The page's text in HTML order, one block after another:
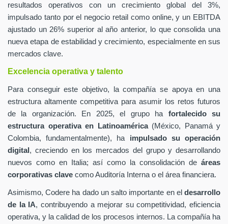
resultados operativos con un crecimiento global del 3%,
impulsado tanto por el negocio retail como online, y un EBITDA
ajustado un 26% superior al año anterior, lo que consolida una
nueva etapa de estabilidad y crecimiento, especialmente en sus
mercados clave.
Excelencia operativa y talento
Para conseguir este objetivo, la compañía se apoya en una
estructura altamente competitiva para asumir los retos futuros
de la organización. En 2025, el grupo ha fortalecido su
estructura operativa en Latinoamérica(México, Panamá y
Colombia, fundamentalmente), ha impulsado su operación
digital , creciendo en los mercados del grupo y desarrollando
nuevos como en Italia; así como la consolidación de áreas
corporativas clave como Auditoría Interna o el área financiera.
Asimismo, Codere ha dado un salto importante en el desarrollo
de la IA, contribuyendo a mejorar su competitividad, eficiencia
operativa, y la calidad de los procesos internos. La compañía ha